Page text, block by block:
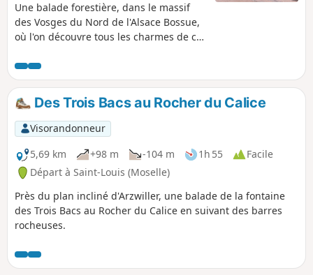
Une balade forestière, dans le massif
des Vosges du Nord de l'Alsace Bossue,
où l'on découvre tous les charmes de ce
des Païens et un retour vers les maisons
troglodytes de Graufthal.
Des Trois Bacs au Rocher du Calice
Visorandonneur
5,69 km
+98 m -104 m 1h 55
Facile
Départ à Saint-Louis (Moselle)
Près du plan incliné d'Arzwiller, une balade de la fontaine
des Trois Bacs au Rocher du Calice en suivant des barres
rocheuses.